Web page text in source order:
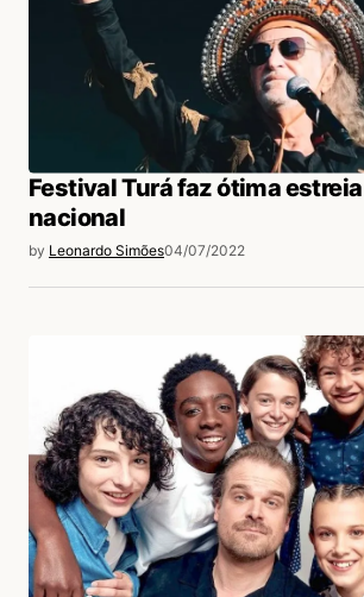
Festival Turá faz ótima
nacional
by Leonardo Simões04/07/2022